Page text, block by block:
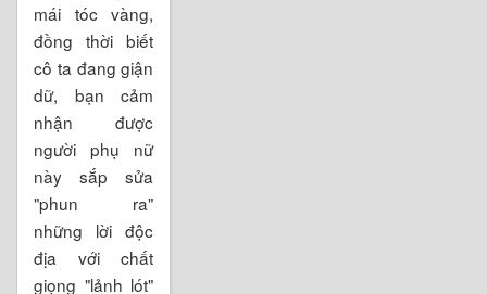
mái tóc vàng,
đồng thời biết
cô ta đang giận
dữ, bạn cảm
nhận được
người phụ nữ
này sắp sửa
"phun ra"
những lời độc
địa với chất
giọng "lảnh lót"